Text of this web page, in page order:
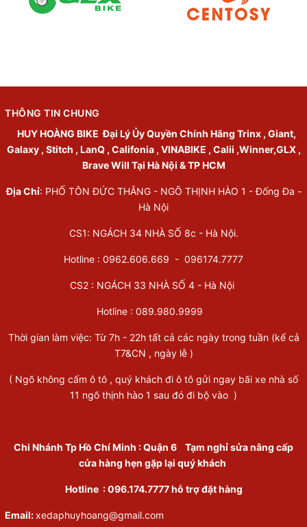
THÔNG TIN CHUNG
HUY HOÀNG BIKE Đại Lý Ủy Quyền Chính Hãng Trinx , Giant,
Galaxy , Stitch , LanQ , Califonia , VINABIKE , Calii ,Winner,GLX ,
Brave Will Tại Hà Nội & TP HCM
Địa Chỉ: PHỐ TÔN ĐỨC THẮNG - NGÕ THỊNH HÀO 1 - Đống Đa -
Hà Nội
CS1: NGÁCH 34 NHÀ SỐ 8c - Hà Nội.
Hotline : 0962.606.669 - 096174.7777
CS2 : NGÁCH 33 NHÀ SỐ 4 - Hà Nội
Hotline : 089.980.9999
Thời gian làm việc: Từ 7h - 22h tất cả các ngày trong tuần (kể cả
T7&CN , ngày lễ )
( Ngõ không cấm ô tô , quý khách đi ô tô gửi ngay bãi xe nhà số
11 ngõ thịnh hào 1 sau đó đi bộ vào )
Chi Nhánh Tp Hồ Chí Minh :Quận 6 Tạm nghỉ sửa nâng cấp
cửa hàng hẹn gặp lại quý khách
Hotline : 096.174.7777 hỗ trợ đặt hàng
Email:xedaphuyhoang@gmail.com